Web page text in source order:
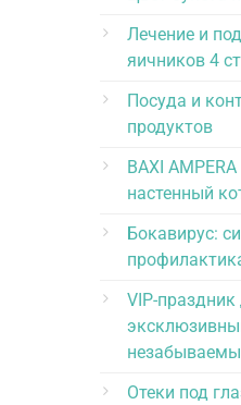
Лечение и
яичников 4
Посуда и
продуктов
BAXI
настенный
Бокавирус:
VIP-праздник
Отеки под